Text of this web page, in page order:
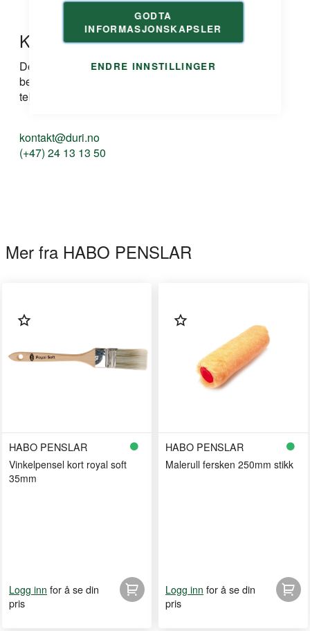
GODTA
INFORMASJONSKAPSLER
ENDRE INNSTILLINGER
Kontakt oss
Dersom du har spørsmål om produkt, løsning eller
bestilling kan du ta kontakt med oss på e-post eller
telefon:
kontakt@duri.no
(+47) 24 13 13 50
Mer fra HABO PENSLAR
HABO PENSLAR
Vinkelpensel kort royal soft
35mm
Logg inn for å se din
pris
HABO PENSLAR
Malerull fersken 250mm stikk
Logg inn for å se din
pris